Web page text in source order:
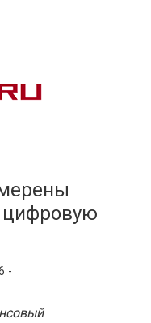
и
рубрики
цифровую
-